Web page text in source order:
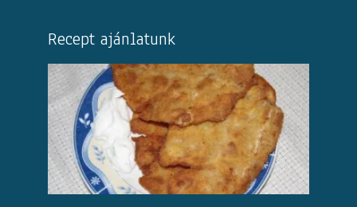
Recept ajánlatunk